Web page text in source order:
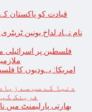
نام نہاد لداخ یونین
فلسطین پر اسرائیلی
امریکا: یہودیوں کا
دنیا کے سب سے
فرینک
بھارتی پارلیمنٹ میں